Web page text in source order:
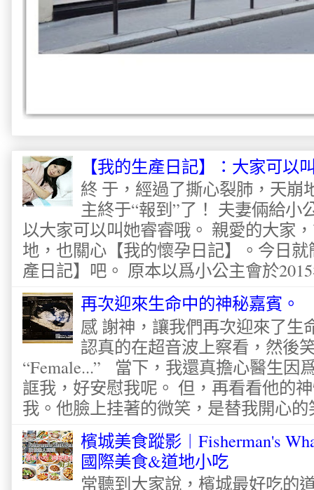
【我的生產日記】：大家可以
終 于，經過了撕心裂肺，天崩
主終于“報到”了！ 夫妻倆給小
以大家可以叫她睿睿哦。 親愛的大家
地，也關心【我的懷孕日記】。今日
產日記】吧。 原本以爲小公主會於
再次迎來生命中的神秘嘉賓。
感 謝神，讓我們再次迎來了生
認真的在超音波上察看，然後
“Female...” 當下，我還真擔心醫生因
誆我，好安慰我呢。 但，再看看他的
我。他臉上挂著的微笑，是替我開心的
檳城美食蹤影︱Fisherman's
國際美食&道地小吃
常聽到大家說，檳城最好吃的